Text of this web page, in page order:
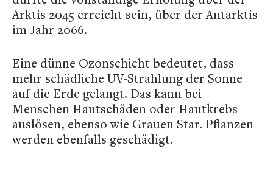
Arktis 2045 erreicht sein, über der Antarktis
im Jahr 2066.
Eine dünne Ozonschicht bedeutet, dass
mehr schädliche UV-Strahlung der Sonne
auf die Erde gelangt. Das kann bei
Menschen Hautschäden oder Hautkrebs
auslösen, ebenso wie Grauen Star. Pflanzen
werden ebenfalls geschädigt.